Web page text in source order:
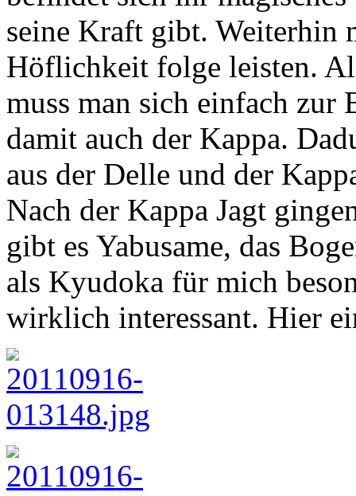
seine Kraft gibt. Weiterhin
Höflichkeit folge leisten.
muss man sich einfach zur
damit auch der Kappa.
aus der Delle und der
Nach der Kappa Jagt
gibt es Yabusame, das
als Kyudoka für mich
wirklich interessant. Hier